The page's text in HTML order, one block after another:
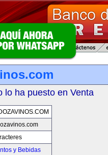
lo ha puesto en Venta
y Bebidas